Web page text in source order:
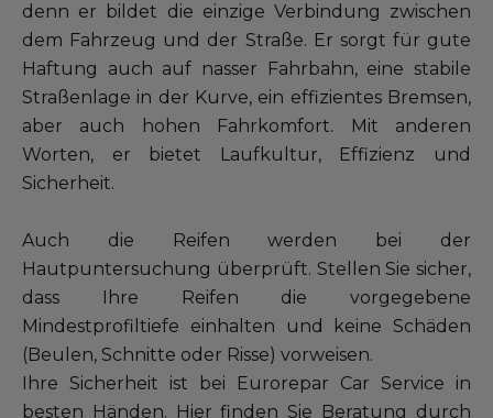
Alle Werkstätten
Dem Netz beitreten
denn er bildet die einzige Verbindung zwischen
dem Fahrzeug und der Straße. Er sorgt für gute
Haftung auch auf nasser Fahrbahn, eine stabile
Straßenlage in der Kurve, ein effizientes Bremsen,
aber auch hohen Fahrkomfort. Mit anderen
Worten, er bietet Laufkultur, Effizienz und
Sicherheit.
Auch die Reifen werden bei der
Hautpuntersuchung überprüft. Stellen Sie sicher,
dass Ihre Reifen die vorgegebene
Mindestprofiltiefe einhalten und keine Schäden
(Beulen, Schnitte oder Risse) vorweisen.
Ihre Sicherheit ist bei Eurorepar Car Service in
besten Händen. Hier finden Sie Beratung durch